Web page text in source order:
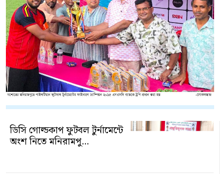
ডিসি গোল্ডকাপ ফুটবল টুর্নামেন্টে
অংশ নিতে মনিরামপু...